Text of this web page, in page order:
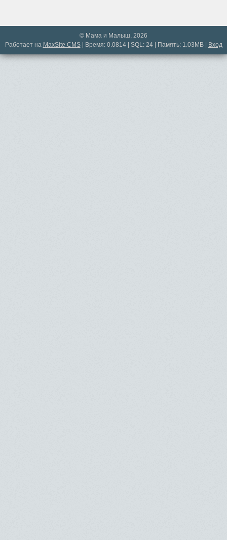
© Мама и Малыш, 2026
Работает на MaxSite CMS| Время: 0.0814 | SQL: 24 | Память: 1.03MB| Вход